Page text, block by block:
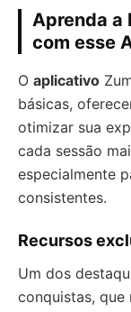
Aprenda a
com esse
O aplicativo
básicas,
otimizar sua
cada sessão
especialmente
consistentes.
Recursos
Um dos
conquistas, que